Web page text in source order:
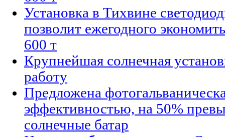
Установка в Тихвине
позволит ежегодного
600 т
Крупнейшая солнечная
работу
Предложена
эффективностью, на 50%
солнечные батар